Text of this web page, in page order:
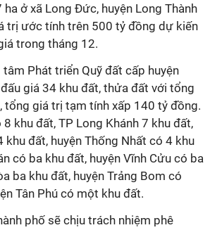
ở xã Long Đức, huyện Long Thành
trị ước tính trên 500 tỷ đồng dự kiến
trong tháng 12.
tâm Phát triển Quỹ đất cấp huyện
giá 34 khu đất, thửa đất với tổng
tổng giá trị tạm tính xấp 140 tỷ đồng.
8 khu đất, TP Long Khánh 7 khu đất,
khu đất, huyện Thống Nhất có 4 khu
có ba khu đất, huyện Vĩnh Cửu có ba
ba khu đất, huyện Trảng Bom có
Tân Phú có một khu đất.
phố sẽ chịu trách nhiệm phê